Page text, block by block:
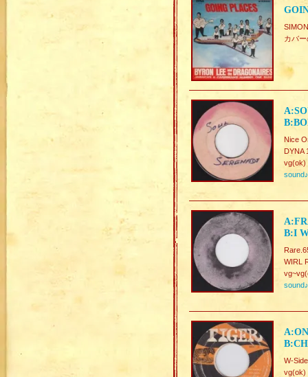
カバ
Nice
DYNA
vg(ok)
sound♪
B:I
WIRL
sound♪
W-
vg(ok)